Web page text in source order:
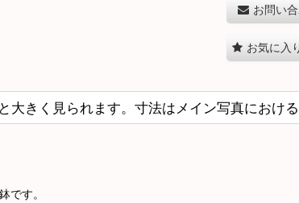
お問い
お気に入
きく見られます。寸法はメイン写真における
です。